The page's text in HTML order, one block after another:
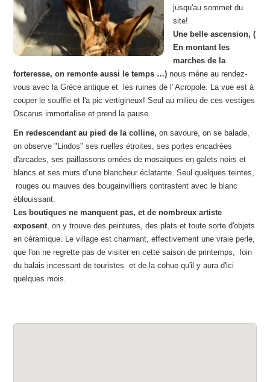
jusqu'au sommet du
site!
Une belle ascension, (
En montant les
marches de la
forteresse, on remonte aussi le temps …)nous mène au rendez-
vous avec la Grèce antique et les ruines de l' Acropole. La vue est à
couper le souffle et l'a pic vertigineux! Seul au milieu de ces vestiges
Oscarus immortalise et prend la pause.
En redescendant au pied de la colline,on savoure, on se balade,
on observe "Lindos" ses ruelles étroites, ses portes encadrées
d'arcades, ses paillassons ornées de mosaïques en galets noirs et
blancs et ses murs d’une blancheur éclatante. Seul quelques teintes,
rouges ou mauves des bougainvilliers contrastent avec le blanc
éblouissant.
Les boutiques ne manquent pas, et de nombreux artiste
exposent, on y trouve des peintures, des plats et toute sorte d'objets
en céramique. Le village est charmant, effectivement une vraie perle,
que l'on ne regrette pas de visiter en cette saison de printemps, loin
du balais incessant de touristes et de la cohue qu'il y aura d'ici
quelques mois.